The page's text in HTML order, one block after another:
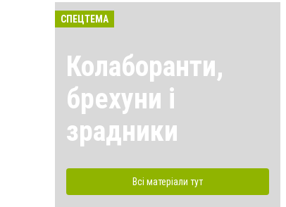
СПЕЦТЕМА
Колаборанти,
брехуни і
зрадники
Всі матеріали тут